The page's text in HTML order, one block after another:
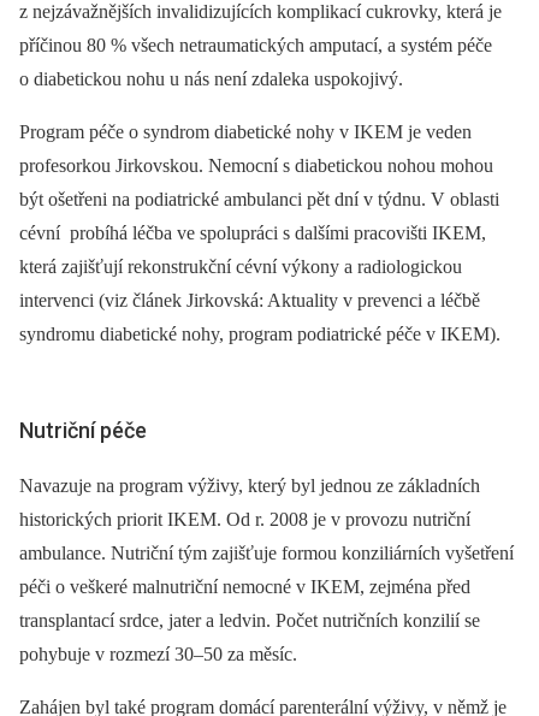
z nejzávažnějších invalidizujících komplikací cukrovky, která je
příčinou 80 % všech netraumatických amputací, a systém péče
o diabetickou nohu u nás není zdaleka uspokojivý.
Program péče o syndrom diabetické nohy v IKEM je veden
profesorkou Jirkovskou. Nemocní s diabetickou nohou mohou
být ošetřeni na podiatrické ambulanci pět dní v týdnu. V oblasti
cévní probíhá léčba ve spolupráci s dalšími pracovišti IKEM,
která zajišťují rekonstrukční cévní výkony a radiologickou
intervenci (viz článek Jirkovská: Aktuality v prevenci a léčbě
syndromu diabetické nohy, program podiatrické péče v IKEM).
Nutriční péče
Navazuje na program výživy, který byl jednou ze základních
historických priorit IKEM. Od r. 2008 je v provozu nutriční
ambulance. Nutriční tým zajišťuje formou konziliárních vyšetření
péči o veškeré malnutriční nemocné v IKEM, zejména před
transplantací srdce, jater a ledvin. Počet nutričních konzilií se
pohybuje v rozmezí 30–50 za měsíc.
Zahájen byl také program domácí parenterální výživy, v němž je